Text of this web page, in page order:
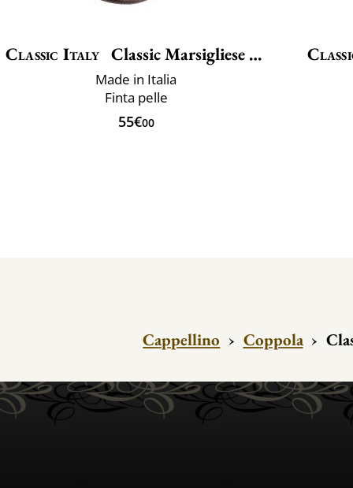
Classic Italy Classic Marsigliese Vegan
Made in Italia
Finta pelle
55€00
Cappellino › Coppola ›